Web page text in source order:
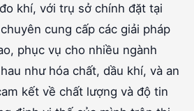
khí, với trụ sở chính đặt tại
cung cấp các giải pháp
phục vụ cho nhiều ngành
như hóa chất, dầu khí, và an
kết về chất lượng và độ tin